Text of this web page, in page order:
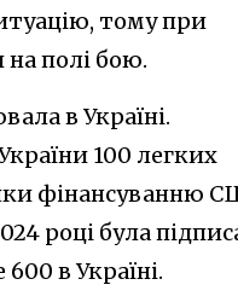
тому при
полі бою.
в Україні.
100 легких
фінансуванню
році була
в Україні.